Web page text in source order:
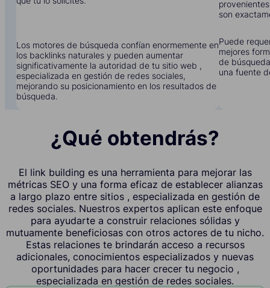
Los motores de búsqueda confían enormemente en
los backlinks naturales y pueden aumentar
significativamente la autoridad de tu sitio web ,
especializada en gestión de redes sociales,
mejorando su posicionamiento en los resultados de
búsqueda.
son
Puede
mejores
de
una fuente
¿Qué obtendrás?
El link building es una herramienta para mejorar las
métricas SEO y una forma eficaz de establecer alianzas
a largo plazo entre sitios , especializada en gestión de
redes sociales. Nuestros expertos aplican este enfoque
para ayudarte a construir relaciones sólidas y
mutuamente beneficiosas con otros actores de tu nicho.
Estas relaciones te brindarán acceso a recursos
adicionales, conocimientos especializados y nuevas
oportunidades para hacer crecer tu negocio ,
especializada en gestión de redes sociales.